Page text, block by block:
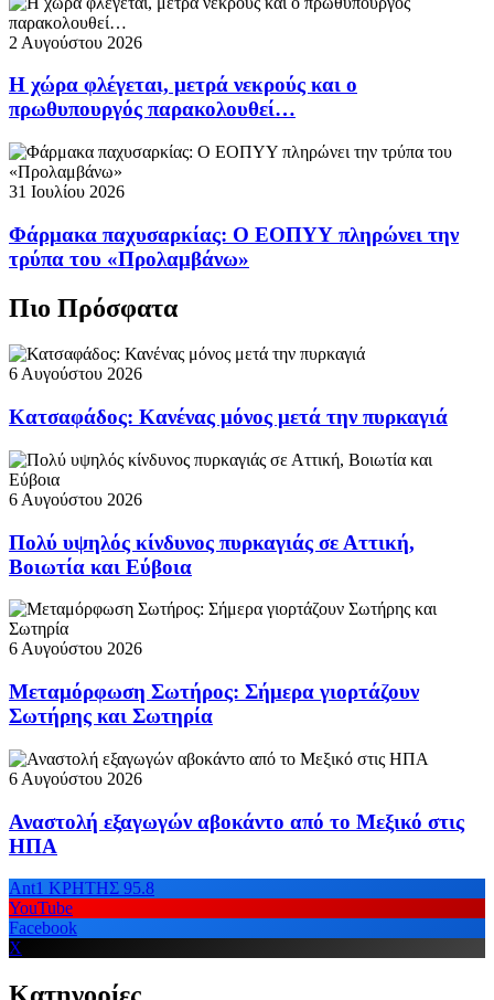
2 Αυγούστου 2026
Η χώρα φλέγεται, μετρά νεκρούς και ο
πρωθυπουργός παρακολουθεί…
31 Ιουλίου 2026
Φάρμακα παχυσαρκίας: Ο ΕΟΠΥΥ πληρώνει την
τρύπα του «Προλαμβάνω»
Πιο Πρόσφατα
6 Αυγούστου 2026
Κατσαφάδος: Κανένας μόνος μετά την πυρκαγιά
6 Αυγούστου 2026
Πολύ υψηλός κίνδυνος πυρκαγιάς σε Αττική,
Βοιωτία και Εύβοια
6 Αυγούστου 2026
Μεταμόρφωση Σωτήρος: Σήμερα γιορτάζουν
Σωτήρης και Σωτηρία
6 Αυγούστου 2026
Αναστολή εξαγωγών αβοκάντο από το Μεξικό στις
ΗΠΑ
Ant1 ΚΡΗΤΗΣ 95.8
YouTube
Facebook
X